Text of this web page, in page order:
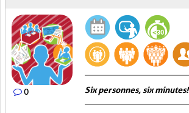
0 Six personnes, six minutes!